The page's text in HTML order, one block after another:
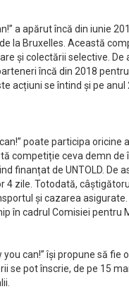
a apărut încă din iunie
la Bruxelles. Această
și colectării selective.
încă din 2018
acțiuni se întind și pe anul
poate participa
competiție ceva demn de
finanțat de UNTOLD. De
4 zile. Totodată,
și cazarea
în cadrul Comisiei
can!” își propune să
se pot înscrie, de pe 15